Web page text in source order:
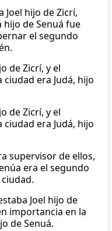
Joel hijo de Zicrí,
hijo de Senuá fue
el segundo
de Zicrí, y el
era Judá, hijo
de Zicrí, y el
era Judá, hijo
supervisor de ellos,
era el segundo
Joel hijo de
importancia en la
de Senuá.